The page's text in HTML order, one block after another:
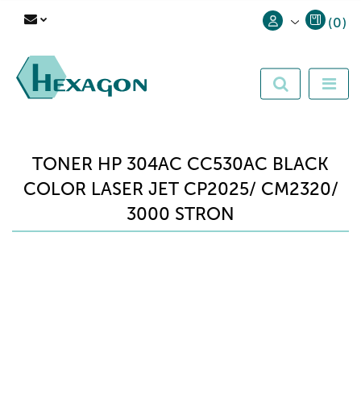
Zarejestruj się
(0)
TONER HP 304AC CC530AC BLACK
COLOR LASER JET CP2025/ CM2320/
3000 STRON